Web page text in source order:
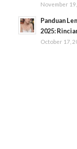
November
Panduan
2025:
October 17,